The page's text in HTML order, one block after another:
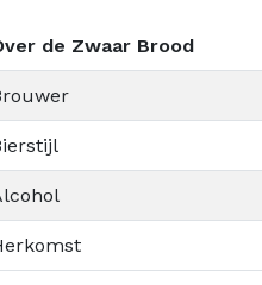
de Zwaar Brood